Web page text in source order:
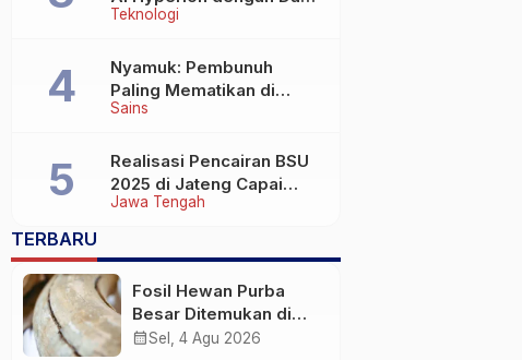
Teknologi
Komputasi 5 GW, Saingi
Sains
Nyamuk: Pembunuh
Paling Mematikan di
Dunia yang Tak Terlihat
Jawa Tengah
Realisasi Pencairan BSU
2025 di Jateng Capai
69,2 Persen
TERBARU
Fosil Hewan Purba
Besar Ditemukan di
Sungai Piji Kudus
calendar_monthSel, 4 Agu 2026